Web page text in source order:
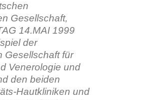
Gesellschaft,
14.MAI 1999
der
Gesellschaft für
Venerologie und
den beiden
Hautkliniken und